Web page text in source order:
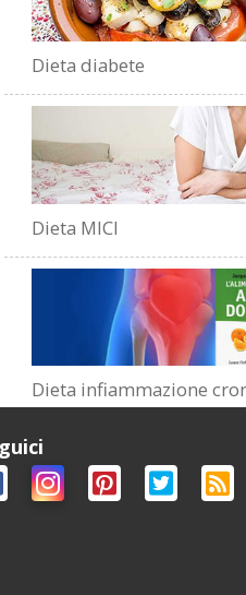
Dieta diabete
Dieta MICI
Dieta infiammazione